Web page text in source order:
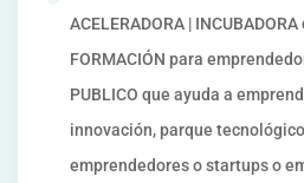
ACELERADORA |
FORMACIÓN para
PUBLICO que ayuda a
innovación, parque tecnológico
emprendedores o startups o